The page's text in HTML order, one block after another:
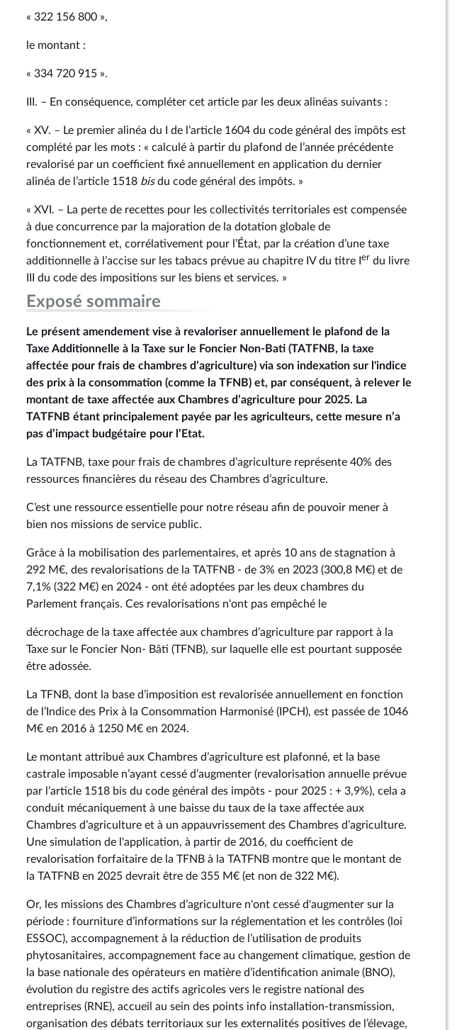
11 octobre 2024
17 octobre 2024
16 octobre 2024
18 octobre 2024
18 octobre 2024
18 octobre 2024
« 322 156 800 »,
le montant :
« 334 720 915 ».
III. – En conséquence, compléter cet article par les deux alinéas suivants :
« XV. – Le premier alinéa du I de l’article 1604 du code général des impôts est
complété par les mots : « calculé à partir du plafond de l’année précédente
revalorisé par un coefficient fixé annuellement en application du dernier
alinéa de l’article 1518 bisdu code général des impôts. »
« XVI. – La perte de recettes pour les collectivités territoriales est compensée
à due concurrence par la majoration de la dotation globale de
fonctionnement et, corrélativement pour l’État, par la création d’une taxe
additionnelle à l’accise sur les tabacs prévue au chapitre IV du titre I er du livre
III du code des impositions sur les biens et services. »
Exposé sommaire
Le présent amendement vise à revaloriser annuellement le plafond de la
Taxe Additionnelle à la Taxe sur le Foncier Non-Bati (TATFNB, la taxe
affectée pour frais de chambres d’agriculture) via son indexation sur l'indice
des prix à la consommation (comme la TFNB) et, par conséquent, à relever le
montant de taxe affectée aux Chambres d’agriculture pour 2025. La
TATFNB étant principalement payée par les agriculteurs, cette mesure n’a
pas d’impact budgétaire pour l’Etat.
La TATFNB, taxe pour frais de chambres d’agriculture représente 40% des
ressources financières du réseau des Chambres d’agriculture.
C’est une ressource essentielle pour notre réseau afin de pouvoir mener à
bien nos missions de service public.
Grâce à la mobilisation des parlementaires, et après 10 ans de stagnation à
292 M€, des revalorisations de la TATFNB - de 3% en 2023 (300,8 M€) et de
7,1% (322 M€) en 2024 - ont été adoptées par les deux chambres du
Parlement français. Ces revalorisations n'ont pas empêché le
décrochage de la taxe affectée aux chambres d’agriculture par rapport à la
Taxe sur le Foncier Non- Bâti (TFNB), sur laquelle elle est pourtant supposée
être adossée.
La TFNB, dont la base d’imposition est revalorisée annuellement en fonction
de l’Indice des Prix à la Consommation Harmonisé (IPCH), est passée de 1046
M€ en 2016 à 1250 M€ en 2024.
Le montant attribué aux Chambres d’agriculture est plafonné, et la base
castrale imposable n’ayant cessé d’augmenter (revalorisation annuelle prévue
par l’article 1518 bis du code général des impôts - pour 2025 : + 3,9%), cela a
conduit mécaniquement à une baisse du taux de la taxe affectée aux
Chambres d’agriculture et à un appauvrissement des Chambres d’agriculture.
Une simulation de l'application, à partir de 2016, du coefficient de
revalorisation forfaitaire de la TFNB à la TATFNB montre que le montant de
la TATFNB en 2025 devrait être de 355 M€ (et non de 322 M€).
Or, les missions des Chambres d’agriculture n'ont cessé d'augmenter sur la
période : fourniture d’informations sur la réglementation et les contrôles (loi
ESSOC), accompagnement à la réduction de l’utilisation de produits
phytosanitaires, accompagnement face au changement climatique, gestion de
la base nationale des opérateurs en matière d’identification animale (BNO),
évolution du registre des actifs agricoles vers le registre national des
entreprises (RNE), accueil au sein des points info installation-transmission,
organisation des débats territoriaux sur les externalités positives de l’élevage,